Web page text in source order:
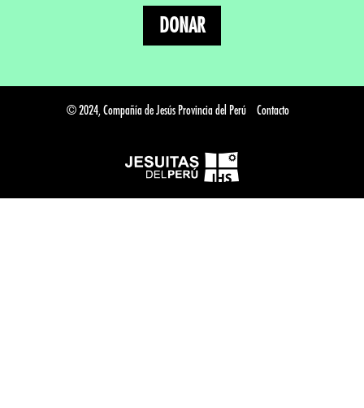
DONAR
© 2024, Compañía de Jesús Provincia del Perú Contacto